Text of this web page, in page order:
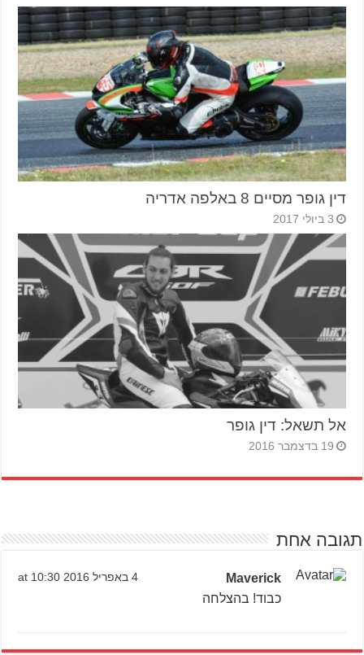
דין גופר מסיים 8 באלפה אדריה
3 ביולי 2017
אל תשאל: דין גופר
19 בדצמבר 2016
תגובה אחת
Maverick 4 באפריל 2016 at 10:30
כבוד! בהצלחה